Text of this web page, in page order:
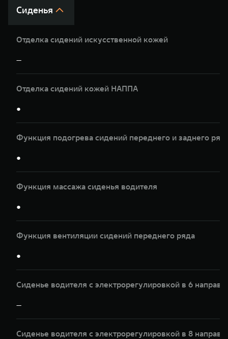
Сиденья
Отделка сидений искусственной кожей
—
Отделка сидений кожей НАППА
●
Функция подогрева сидений переднего и заднего
●
Функция массажа сиденья водителя
●
Функция вентиляции сидений переднего ряда
●
Сиденье водителя с электрорегулировкой в 6
—
Сиденье водителя с электрорегулировкой в 8